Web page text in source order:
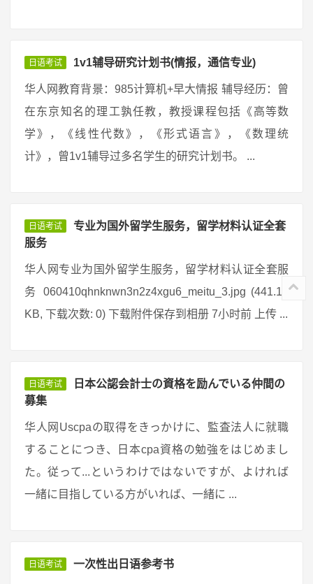
日语考试 1v1辅导研究计划书(情报，通信专业)
华人网教育背景：985计算机+早大情报 辅导经历：曾
在东京知名的理工孰任教，教授课程包括《高等数
学》，《线性代数》，《形式语言》，《数理统
计》，曾1v1辅导过多名学生的研究计划书。 ...
日语考试
专业为国外留学生服务，留学材料认证全套
服务
华人网专业为国外留学生服务，留学材料认证全套服
务 060410qhnknwn3n2z4xgu6_meitu_3.jpg (441.17
KB, 下载次数: 0) 下载附件保存到相册 7小时前 上传 ...
日语考试
日本公認会計士の資格を励んでいる仲間の
募集
华人网Uscpaの取得をきっかけに、監査法人に就職
することにつき、日本cpa資格の勉強をはじめまし
た。従って...というわけではないですが、よければ
一緒に目指している方がいれば、一緒に ...
日语考试 一次性出日语参考书